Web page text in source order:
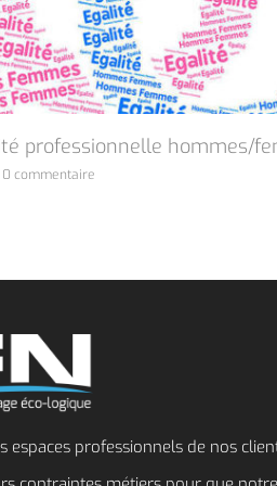
professionnelle hommes/
0 commentaire
espaces professionnels de nos